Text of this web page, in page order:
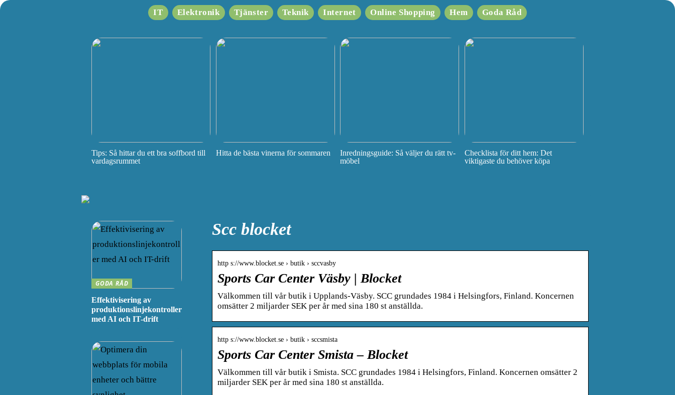
IT Elektronik Tjänster Teknik Internet Online Shopping Hem Goda Råd
Tips: Så hittar du ett bra soffbord till
vardagsrummet
Hitta de bästa vinerna för sommaren
Inredningsguide: Så väljer du rätt tv-
möbel
Checklista för ditt hem: Det
viktigaste du behöver köpa
Scc blocket
http s://www.blocket.se › butik › sccvasby
Sports Car Center Väsby | Blocket
Välkommen till vår butik i Upplands-Väsby. SCC grundades 1984 i Helsingfors, Finland. Koncernen
omsätter 2 miljarder SEK per år med sina 180 st anställda.
http s://www.blocket.se › butik › sccsmista
Sports Car Center Smista – Blocket
Välkommen till vår butik i Smista. SCC grundades 1984 i Helsingfors, Finland. Koncernen omsätter 2
miljarder SEK per år med sina 180 st anställda.
GODA RÅD
Effektivisering av
produktionslinjekontroller
med AI och IT-drift